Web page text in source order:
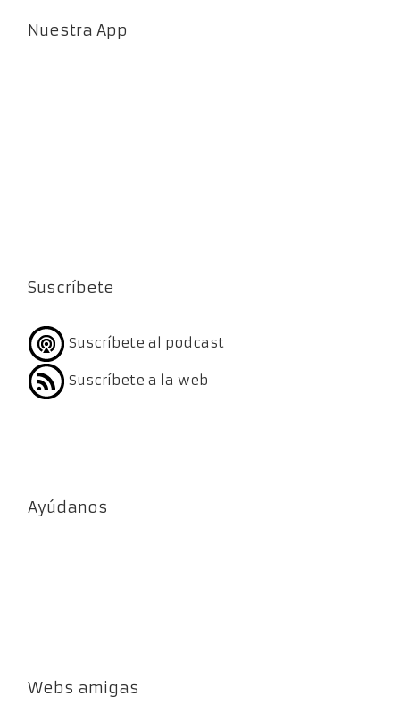
Nuestra App
Suscríbete
Suscríbete al podcast
Suscríbete a la web
Ayúdanos
Webs amigas